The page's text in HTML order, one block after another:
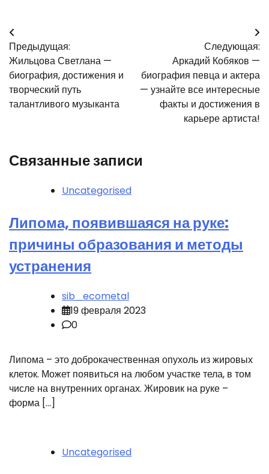
Навигация
по
записям
Предыдущая:
Жильцова Светлана —
биография, достижения и
творческий путь
талантливого музыканта
Следующая:
Аркадий Кобяков —
биография певца и актера
— узнайте все интересные
факты и достижения в
карьере артиста!
Связанные записи
Uncategorised
Липома, появившаяся на руке:
причины образования и методы
устранения
sib_ecometal
19 февраля 2023
0
Липома – это доброкачественная опухоль из жировых
клеток. Может появиться на любом участке тела, в том
числе на внутренних органах. Жировик на руке –
форма […]
Uncategorised